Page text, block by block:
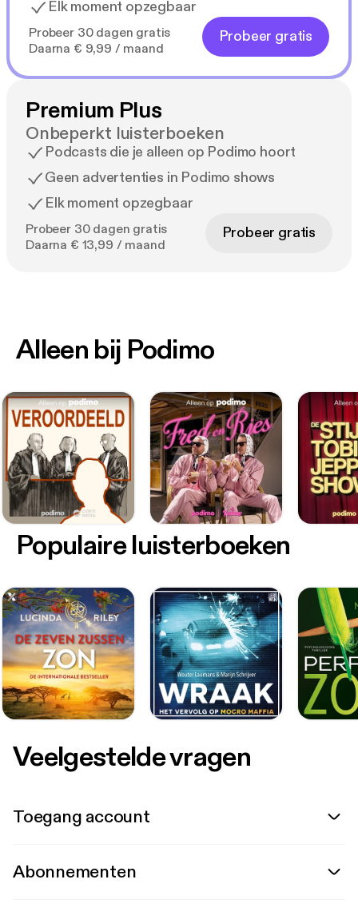
Elk moment opzegbaar
Probeer 30 dagen gratis
Daarna € 9,99 / maand
Probeer gratis
Premium Plus
Onbeperkt luisterboeken
Podcasts die je alleen op Podimo hoort
Geen advertenties in Podimo shows
Elk moment opzegbaar
Probeer 30 dagen gratis
Daarna € 13,99 / maand
Probeer gratis
Alleen bij Podimo
Populaire luisterboeken
Veelgestelde vragen
Toegang account
Abonnementen